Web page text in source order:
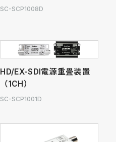
SC-SCP1008D
HD/EX-SDI電源重畳装置
（1CH）
SC-SCP1001D